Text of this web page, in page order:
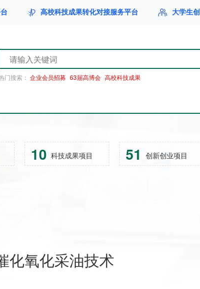
高校科技成果转化对接服务平台 大学生
门搜索： 企业会员招募 63届高博会 高校科技成果
10 科技成果项目 51 创新创业项目
化氧化采油技术